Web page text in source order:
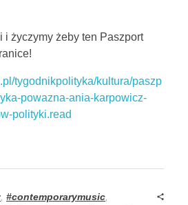
i życzymy żeby ten Paszport
tygodnikpolityka/kultura/paszp
powazna-ania-karpowicz-
polityki.read
, #contemporarymusic,